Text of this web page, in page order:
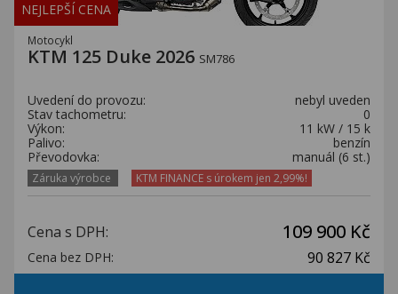
NEJLEPŠÍ CENA
Motocykl
KTM 125 Duke 2026 SM786
Uvedení do provozu:
nebyl uveden
Stav tachometru:
0
Výkon:
11 kW / 15 k
Palivo:
benzín
Převodovka:
manuál (6 st.)
Záruka výrobce KTM FINANCE s úrokem jen 2,99%!
Cena s DPH: 109 900 Kč
Cena bez DPH: 90 827 Kč